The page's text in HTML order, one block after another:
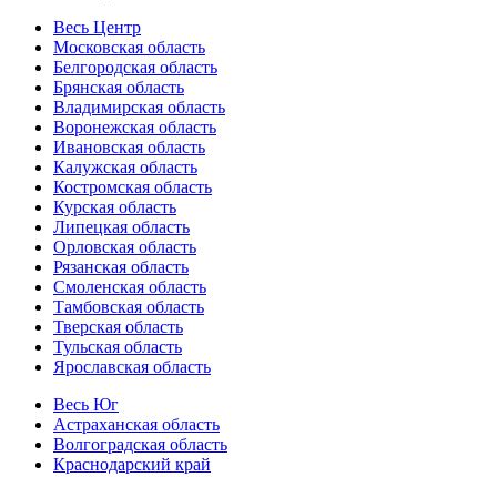
Весь Центр
Московская область
Белгородская область
Брянская область
Владимирская область
Воронежская область
Ивановская область
Калужская область
Костромская область
Курская область
Липецкая область
Орловская область
Рязанская область
Смоленская область
Тамбовская область
Тверская область
Тульская область
Ярославская область
Весь Юг
Астраханская область
Волгоградская область
Краснодарский край